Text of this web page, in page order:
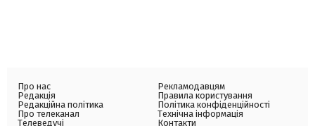
Про нас
Редакція
Редакційна політика
Про телеканал
Телеведучі
Рекламодавцям
Правила користування
Політика конфіденційності
Технічна інформація
Контакти